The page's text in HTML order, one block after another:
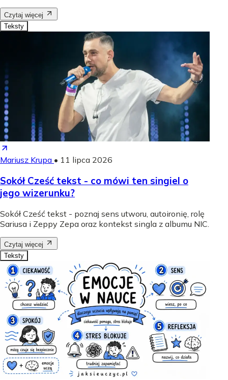
Czytaj więcej
Teksty
Mariusz Krupa • 11 lipca 2026
Sokół Cześć tekst - co mówi ten singiel o
jego wizerunku?
Sokół Cześć tekst - poznaj sens utworu, autoironię, rolę
Sariusa i Zeppy Zepa oraz kontekst singla z albumu NIC.
Czytaj więcej
Teksty